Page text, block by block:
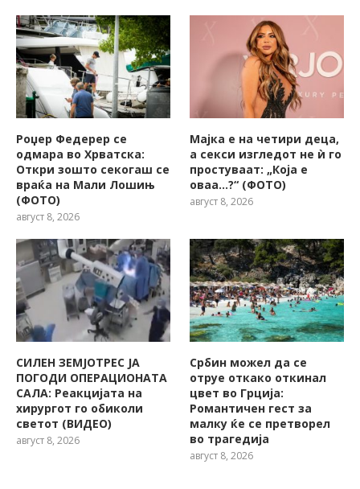
Роџер Федерер се
одмара во Хрватска:
Откри зошто секогаш се
враќа на Мали Лошињ
(ФОТО)
август 8, 2026
Мајка е на четири деца,
а секси изгледот не ѝ го
простуваат: „Која е
оваа…?“ (ФОТО)
август 8, 2026
СИЛЕН ЗЕМЈОТРЕС ЈА
ПОГОДИ ОПЕРАЦИОНАТА
САЛА: Реакцијата на
хирургот го обиколи
светот (ВИДЕО)
август 8, 2026
Србин можел да се
отруе откако откинал
цвет во Грција:
Романтичен гест за
малку ќе се претворел
во трагедија
август 8, 2026